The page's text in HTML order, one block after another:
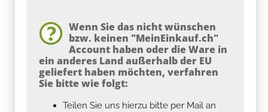
Wenn Sie das nicht wünschen
bzw. keinen "MeinEinkauf.ch"
Account haben oder die Ware in
ein anderes Land außerhalb der EU
geliefert haben möchten, verfahren
Sie bitte wie folgt:
Teilen Sie uns hierzu bitte per Mail an